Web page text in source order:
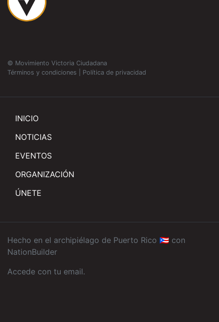
© Movimiento Victoria Ciudadana
Términos y condiciones
Política de privacidad
INICIO
NOTICIAS
EVENTOS
ORGANIZACIÓN
ÚNETE
Hecho en el archipiélago de Puerto Rico 🇵🇷 con
NationBuilder
Accede con tu email.